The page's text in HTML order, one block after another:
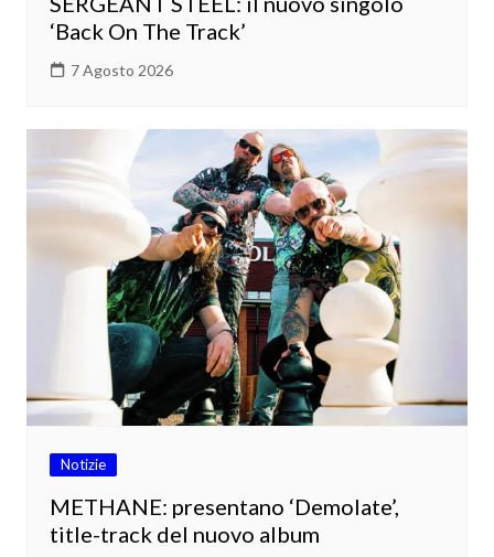
‘Back On The Track’
7 Agosto 2026
Notizie
METHANE: presentano ‘Demolate’,
title-track del nuovo album